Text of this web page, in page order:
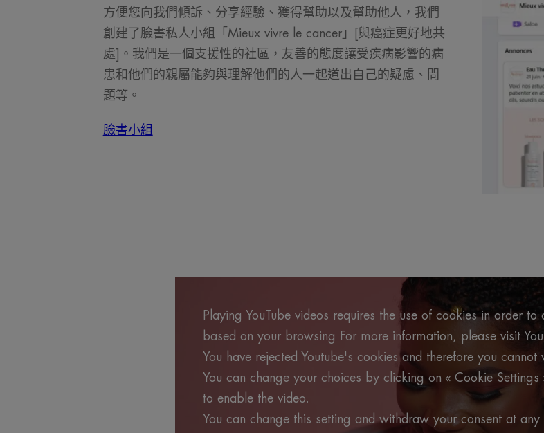
方便您向我們傾訴、分享經驗、獲得幫助以及幫助他人，我們
創建了臉書私人小組「Mieux vivre le cancer」[與癌症更好地共
處]。我們是一個支援性的社區，友善的態度讓受疾病影響的病
患和他們的親屬能夠與理解他們的人一起道出自己的疑慮、問
題等。
臉書小組
Playing YouTube videos requires the use of cookies in order
based on your browsing For more information, please visit
You have rejected Youtube's cookies and therefore you cannot
You can change your choices by clicking on « Cookie
to enable the video.
You can change this setting and withdraw your consent at any